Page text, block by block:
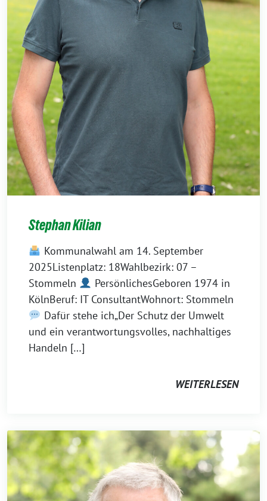
Stephan Kilian
Kommunalwahl am 14. September
2025Listenplatz: 18Wahlbezirk: 07 –
Stommeln
PersönlichesGeboren 1974 in
KölnBeruf: IT ConsultantWohnort: Stommeln
Dafür stehe ich„Der Schutz der Umwelt
und ein verantwortungsvolles, nachhaltiges
Handeln […]
WEITERLESEN